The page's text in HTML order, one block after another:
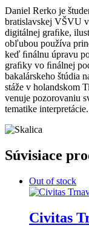
Daniel Rerko je
bratislavskej VŠVU
digitálnej graﬁke,
obľubou používa
keď ﬁnálnu úpravu
graﬁky vo ﬁnálnej
bakalárskeho štúdia
stáže v holandskom
venuje pozorovaniu
tematike interpretácie.
Súvisiace
Out of stock
Civitas